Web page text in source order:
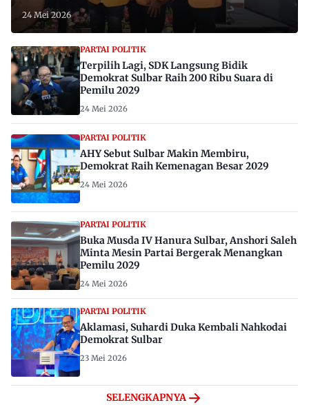
24 Mei 2026
PARTAI POLITIK
Terpilih Lagi, SDK Langsung Bidik
Demokrat Sulbar Raih 200 Ribu Suara di
Pemilu 2029
24 Mei 2026
PARTAI POLITIK
AHY Sebut Sulbar Makin Membiru,
Demokrat Raih Kemenagan Besar 2029
24 Mei 2026
PARTAI POLITIK
Buka Musda IV Hanura Sulbar, Anshori Saleh
Minta Mesin Partai Bergerak Menangkan
Pemilu 2029
24 Mei 2026
PARTAI POLITIK
Aklamasi, Suhardi Duka Kembali Nahkodai
Demokrat Sulbar
23 Mei 2026
SELENGKAPNYA